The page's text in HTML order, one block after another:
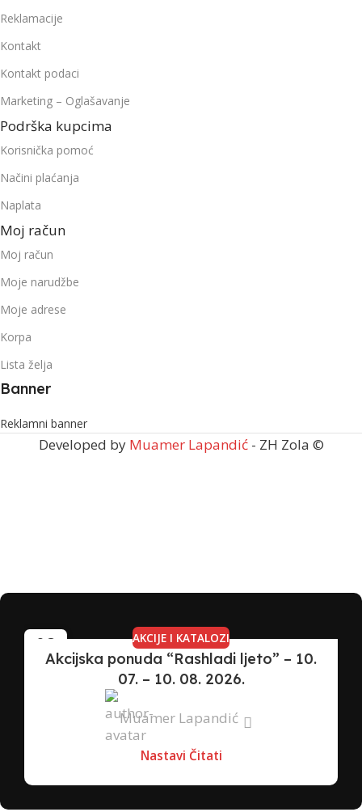
Reklamacije
Kontakt
Kontakt podaci
Marketing – Oglašavanje
Podrška kupcima
Korisnička pomoć
Načini plaćanja
Naplata
Moj račun
Moj račun
Moje narudžbe
Moje adrese
Korpa
Lista želja
Banner
Reklamni banner
Developed by Muamer Lapandić- ZH Zola ©
08
JUL
AKCIJE I KATALOZI
Akcijska ponuda “Rashladi ljeto” – 10.
07. – 10. 08. 2026.
Muamer Lapandić
Nastavi Čitati